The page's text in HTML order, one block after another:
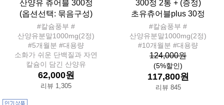
산양유 츄어블 300정
(옵션선택: 묶음구성)
#칼슘풍부 #
산양유분말1000mg(2정)
#5개월분 #대용량
소화가 쉬운 단백질과 자연
칼슘이 담긴 산양유
62,000원
리뷰 1,305
300정 2통 + (증정)
초유츄어블plus 30정
#칼슘풍부 #
산양유분말1000mg(2정)
#10개월분 #대용량
124,000원
(5%할인)
117,800원
리뷰 845